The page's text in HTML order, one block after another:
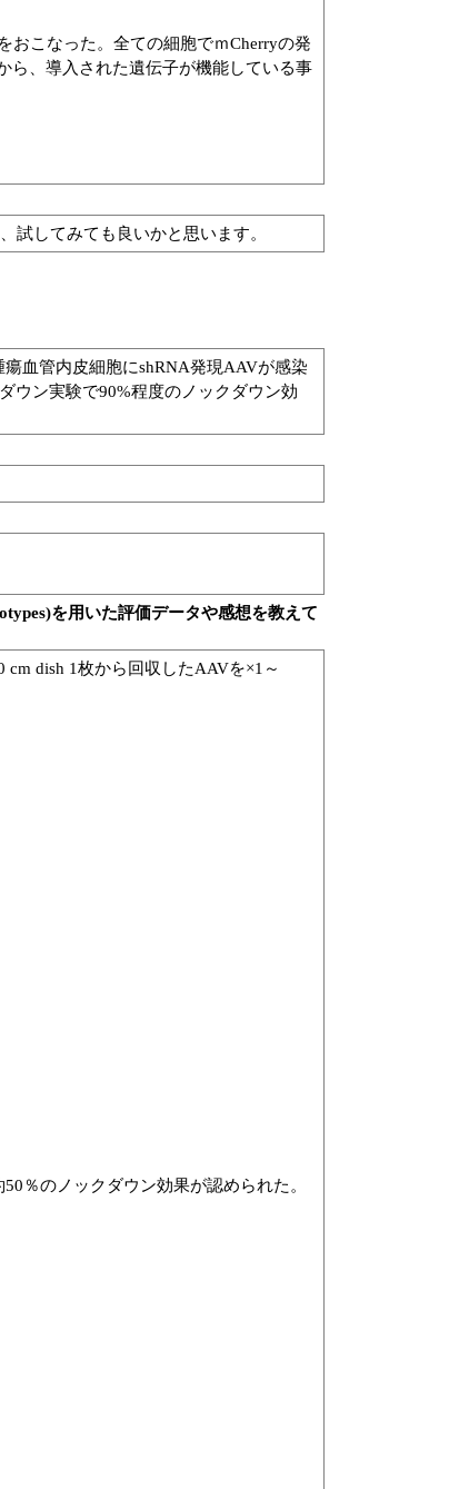
おこなった。全ての細胞でｍCherryの発
ら、導入された遺伝子が機能している事
試してみても良いかと思います。
瘍血管内皮細胞にshRNA発現AAVが感染
ウン実験で90%程度のノックダウン効
を用いた評価データや感想を教えて
dish 1枚から回収したAAVを×1～
％のノックダウン効果が認められた。